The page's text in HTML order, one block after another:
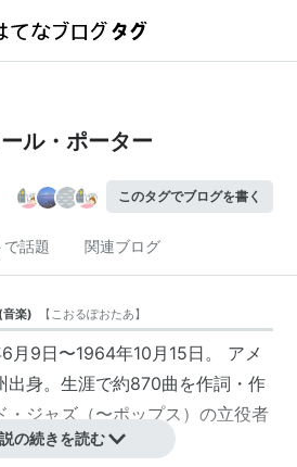
ル・ポーター
このタグでブログを書く
で話題 関連ブログ
(音楽) 【こおるぽおたあ】
月9日〜1964年10月15日。 アメ
出身。生涯で約870曲を作詞・作
・ジャズ（〜ポップス）の立役者
の続きを読む